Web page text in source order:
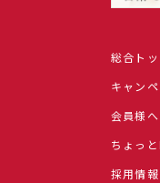
総合ト
キャン
会員様
ちょっ
採用情報